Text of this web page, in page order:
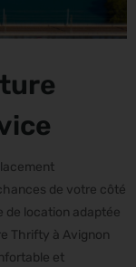
de votre côté
de location adaptée
Thrifty à Avignon
et